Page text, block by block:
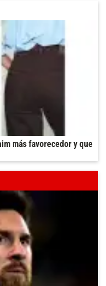
más favorecedor y que